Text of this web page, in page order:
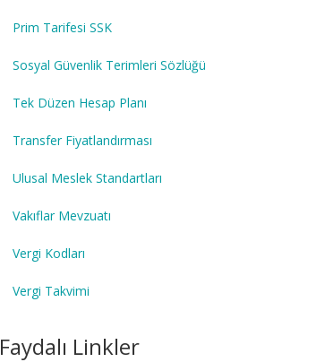
Prim Tarifesi SSK
Sosyal Güvenlik Terimleri Sözlüğü
Tek Düzen Hesap Planı
Transfer Fiyatlandırması
Ulusal Meslek Standartları
Vakıflar Mevzuatı
Vergi Kodları
Vergi Takvimi
Faydalı Linkler